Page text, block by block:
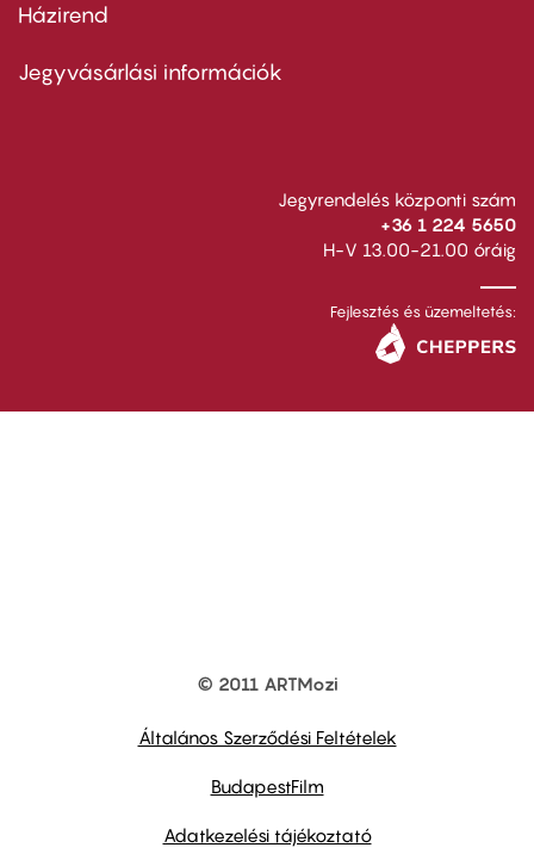
Footer
second
Házirend
Jegyvásárlási információk
Jegyrendelés központi szám
+36 1 224 5650
H-V 13.00-21.00 óráig
Fejlesztés és üzemeltetés:
© 2011 ARTMozi
Általános Szerződési Feltételek
BudapestFilm
Adatkezelési tájékoztató